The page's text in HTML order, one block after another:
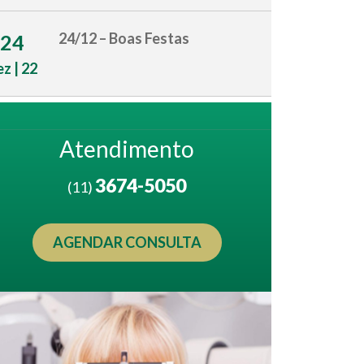
24
| 22
24/12 – Boas Festas
Atendimento
(11)3674-5050
AGENDAR CONSULTA